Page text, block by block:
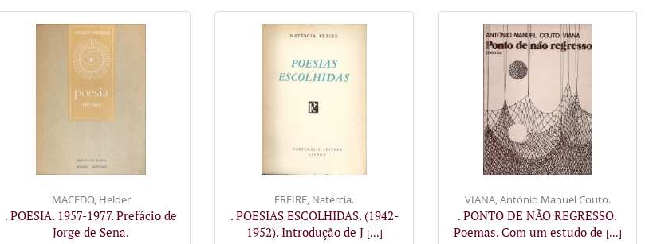
MACEDO, Helder
. POESIA. 1957-1977. Prefácio de
Jorge de Sena.
FREIRE, Natércia.
. POESIAS ESCOLHIDAS. (1942-
1952). Introdução de J [...]
VIANA, António Manuel Couto.
. PONTO DE NÃO REGRESSO.
Poemas. Com um estudo de [...]